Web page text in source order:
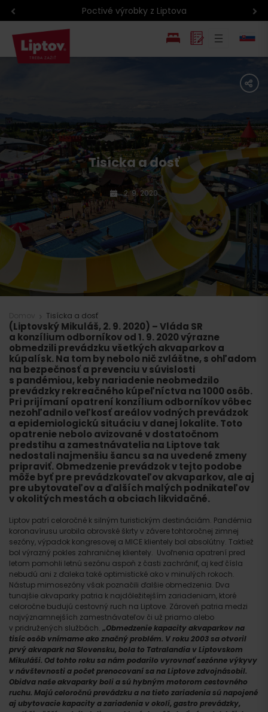
Poctivé výrobky z Liptova
PL
share
Tisícka a dosť
2. 9. 2020
Tisícka a dosť
(Liptovský Mikuláš, 2. 9. 2020) – Vláda SR
a konzílium odborníkov od 1. 9. 2020 výrazne
obmedzili prevádzku všetkých akvaparkov a
kúpalísk. Na tom by nebolo nič zvláštne, s ohľadom
na bezpečnosť a prevenciu v súvislosti
s pandémiou, keby nariadenie neobmedzilo
prevádzky rekreačného kúpeľníctva na 1000 osôb.
Pri prijímaní opatrení konzílium odborníkov vôbec
nezohľadnilo veľkosť areálov vodných prevádzok
a epidemiologickú situáciu v danej lokalite. Toto
opatrenie nebolo avizované v dostatočnom
predstihu a zamestnávatelia na Liptove tak
nedostali najmenšiu šancu sa na uvedené zmeny
pripraviť. Obmedzenie prevádzok v tejto podobe
môže byť pre prevádzkovateľov akvaparkov, ale aj
pre ubytovateľov a ďalších malých podnikateľov
v okolitých mestách a obciach likvidačné.
Liptov patrí celoročné k silným turistickým destináciám. Pandémia
koronavírusu urobila obrovské škrty v závere tohtoročnej zimnej
sezóny, výpadok kongresovej a MICE klientely bol absolútny. Taktiež
bol výrazný pokles zahraničnej klientely. Uvoľnenia opatrení pred
letom pomohli letnú sezónu aspoň z časti zachrániť, aj keď čísla
nebudú ani z ďaleka také optimistické ako v minulých rokoch.
Nástup mimosezóny však poznačili ďalšie obmedzenia. Dva
tunajšie akvaparky patria k najdôležitejším zariadeniam, ktoré
celoročne budujú cestovný ruch na Liptove. Zároveň patria medzi
najvýznamnejších zamestnávateľov či už priamo alebo
v pridružených službách. „Obmedzenie kapacity akvaparkov na
tisíc osôb vnímame ako značný problém. V roku 2003 sa otvoril
prvý akvapark na Slovensku, bola to Tatralandia v Liptovskom
Mikuláši. Od tohto roku sa nám podarilo vyrovnať sezónne výkyvy
v návštevnosti a počet prenocovaní sa na Liptove zdvojnásobil.
Obidva naše akvaparky boli a sú hybným motorom cestovného
ruchu. Majú celoročnú prevádzku a na tieto zariadenia sú napojené
aj ubytovacie kapacity a zariadenia v okolí, gastro prevádzky,